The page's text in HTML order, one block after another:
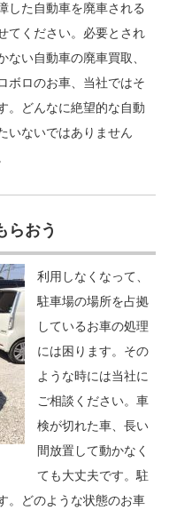
した自動車を廃車される
てください。必要とされ
い自動車の廃車買取、
ボロのお車、当社ではそ
。どんなに絶望的な自動
いないではありません
らおう
利用しなくなって、
駐車場の場所を占拠
しているお車の処理
には困ります。その
ような時には当社に
ご相談ください。車
検が切れた車、長い
間放置して動かなく
ても大丈夫です。駐
。どのような状態のお車